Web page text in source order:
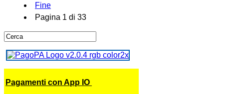
Fine
Pagina 1 di 33
Pagamenti con App IO